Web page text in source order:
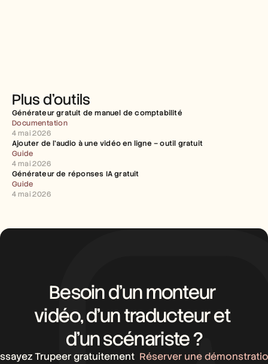
Plus d’outils
Générateur gratuit de manuel de comptabilité
Documentation
4 mai 2026
Ajouter de l’audio à une vidéo en ligne – outil gratuit
Guide
4 mai 2026
Générateur de réponses IA gratuit
Guide
4 mai 2026
Besoin d’un monteur
vidéo, d’un traducteur et
d’un scénariste ?
Trupeer gratuitement Réserver une